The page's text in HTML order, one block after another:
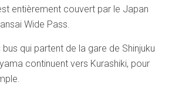
entièrement couvert par le Japan
Wide Pass.
qui partent de la gare de Shinjuku
continuent vers Kurashiki, pour